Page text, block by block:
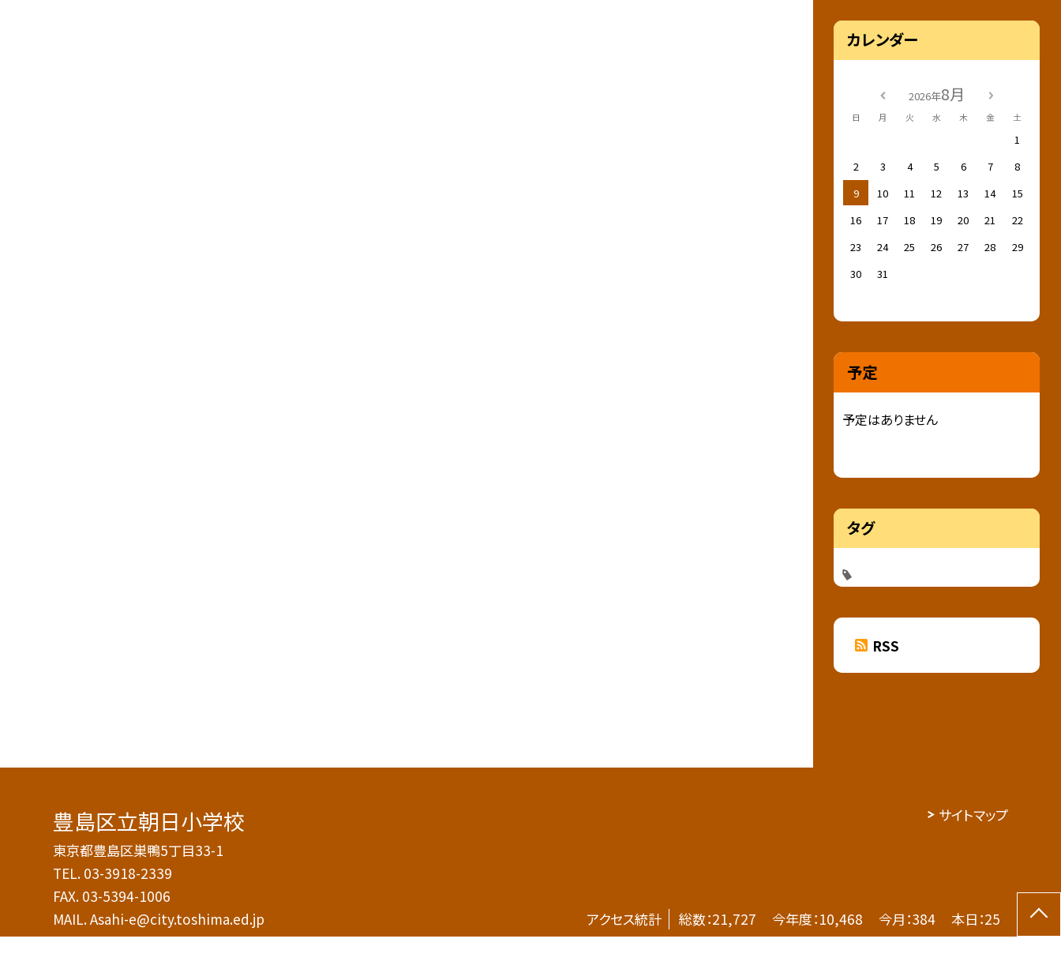
カレンダー
2026年8月
日 月 火 水 木 金 土
1
2
3 4 5 6 7
8
9
10 11 12 13 14
15
16
17 18 19 20 21
22
23
24 25 26 27 28
29
30
31
予定
予定はありません
タグ
RSS
豊島区立朝日小学校
東京都豊島区巣鴨5丁目33-1
TEL. 03-3918-2339
FAX. 03-5394-1006
MAIL. Asahi-e@city.toshima.ed.jp
サイトマップ
アクセス統計 総数：21,727 今年度：10,468 今月：384 本日：25